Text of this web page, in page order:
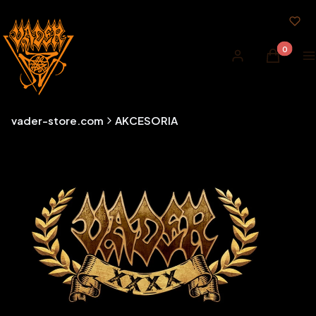
Zaloguj sięProdukty
Koszyk
vader-store.com AKCESORIA